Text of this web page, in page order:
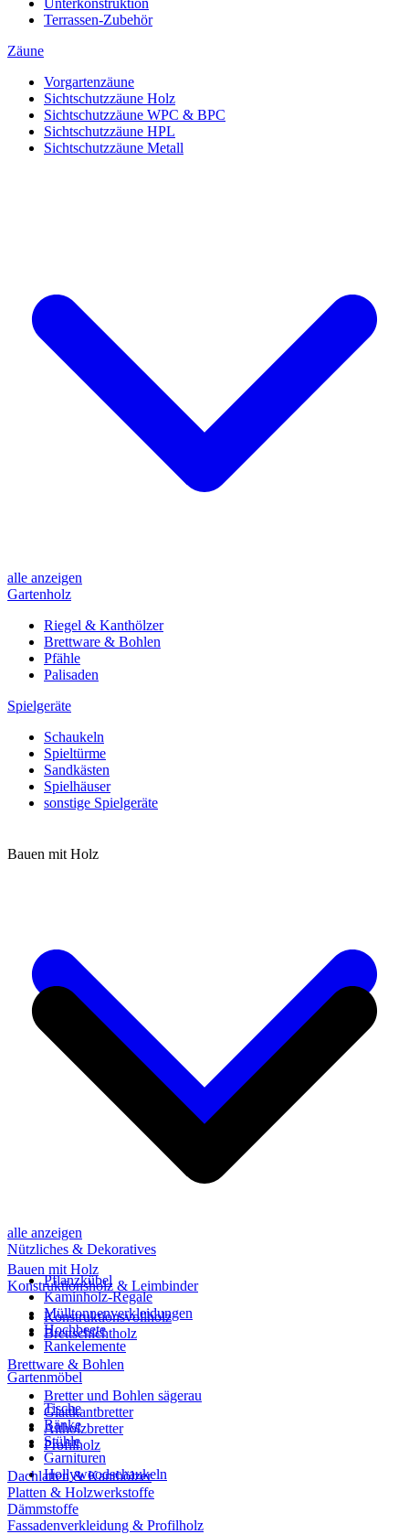
Unterkonstruktion
Terrassen-Zubehör
Zäune
Vorgartenzäune
Sichtschutzzäune Holz
Sichtschutzzäune WPC & BPC
Sichtschutzzäune HPL
Sichtschutzzäune Metall
alle anzeigen
Gartenholz
Riegel & Kanthölzer
Brettware & Bohlen
Pfähle
Palisaden
Spielgeräte
Schaukeln
Spieltürme
Sandkästen
Spielhäuser
sonstige Spielgeräte
alle anzeigen
Nützliches & Dekoratives
Pflanzkübel
Kaminholz-Regale
Mülltonnenverkleidungen
Hochbeete
Rankelemente
Gartenmöbel
Tische
Bänke
Stühle
Garnituren
Hollywoodschaukeln
Bauen mit Holz
Bauen mit Holz
Konstruktionsholz & Leimbinder
Konstruktionsvollholz
Brettschichtholz
Brettware & Bohlen
Bretter und Bohlen sägerau
Glattkantbretter
Altholzbretter
Profilholz
Dachlatten & Kanthölzer
Platten & Holzwerkstoffe
Dämmstoffe
Fassadenverkleidung & Profilholz